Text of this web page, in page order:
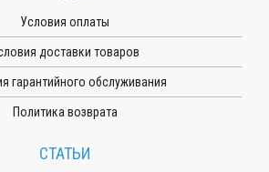
Условия оплаты
доставки товаров
гарантийного обслуживания
Политика возврата
СТАТЬИ